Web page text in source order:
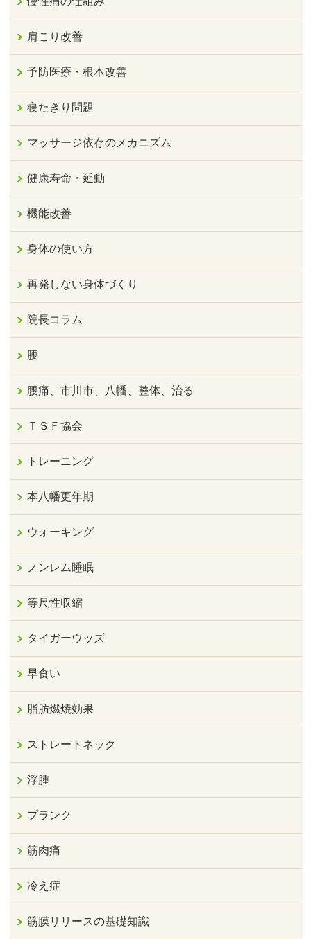
肩こり改善
予防医療・根本改善
寝たきり問題
マッサージ依存のメカニズム
健康寿命・延動
機能改善
身体の使い方
再発しない身体づくり
院長コラム
腰
腰痛、市川市、八幡、整体、治る
ＴＳＦ協会
トレーニング
本八幡更年期
ウォーキング
ノンレム睡眠
等尺性収縮
タイガーウッズ
早食い
脂肪燃焼効果
ストレートネック
浮腫
プランク
筋肉痛
冷え症
筋膜リリースの基礎知識